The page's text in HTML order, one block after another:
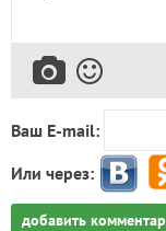
Ваш E-mail:
Или через:
добавить